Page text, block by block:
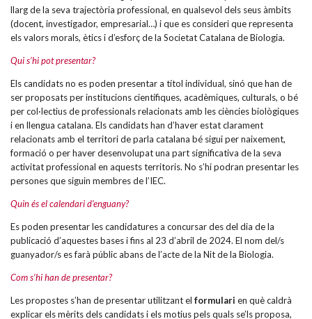
llarg de la seva trajectòria professional, en qualsevol dels seus àmbits
(docent, investigador, empresarial…) i que es consideri que representa
els valors morals, ètics i d’esforç de la Societat Catalana de Biologia.
Qui s’hi pot presentar?
Els candidats no es poden presentar a títol individual, sinó que han de
ser proposats per institucions científiques, acadèmiques, culturals, o bé
per col·lectius de professionals relacionats amb les ciències biològiques
i en llengua catalana. Els candidats han d’haver estat clarament
relacionats amb el territori de parla catalana bé sigui per naixement,
formació o per haver desenvolupat una part significativa de la seva
activitat professional en aquests territoris. No s’hi podran presentar les
persones que siguin membres de l’IEC.
Quin és el calendari d’enguany?
Es poden presentar les candidatures a concursar des del dia de la
publicació d’aquestes bases i fins al 23 d’abril de 2024. El nom del/s
guanyador/s es farà públic abans de l’acte de la Nit de la Biologia.
Com s’hi han de presentar?
Les propostes s’han de presentar utilitzant el formulari en què caldrà
explicar els mèrits dels candidats i els motius pels quals se’ls proposa,